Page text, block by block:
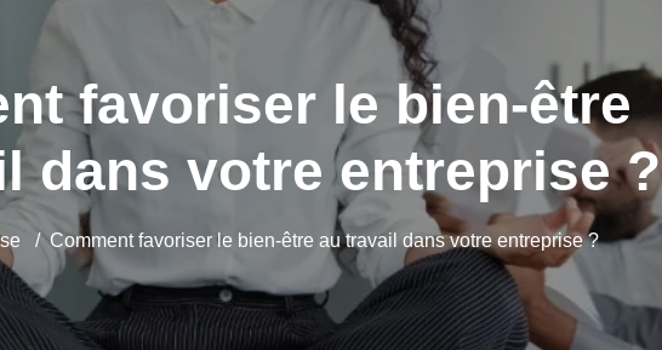
favoriser le bien-être
dans votre entreprise ?
Comment favoriser le bien-être au travail dans votre entreprise ?